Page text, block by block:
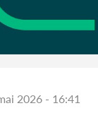
2026 - 16:41